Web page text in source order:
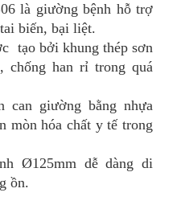
là giường bệnh hỗ trợ
biến, bại liệt.
tạo bởi khung thép sơn
chống han rỉ trong quá
giường bằng nhựa
mòn hóa chất y tế trong
Ø125mm dễ dàng di
ồn.